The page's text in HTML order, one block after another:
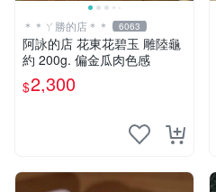
＊＊ㄚ勝的店＊＊ 6063
阿詠的店 花東花碧玉 雕陸龜
約 200g. 偏金瓜肉色感
$2,300